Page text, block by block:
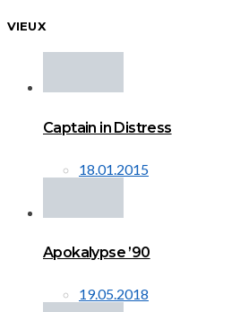
VIEUX
Captain in Distress
18.01.2015
Apokalypse ’90
19.05.2018